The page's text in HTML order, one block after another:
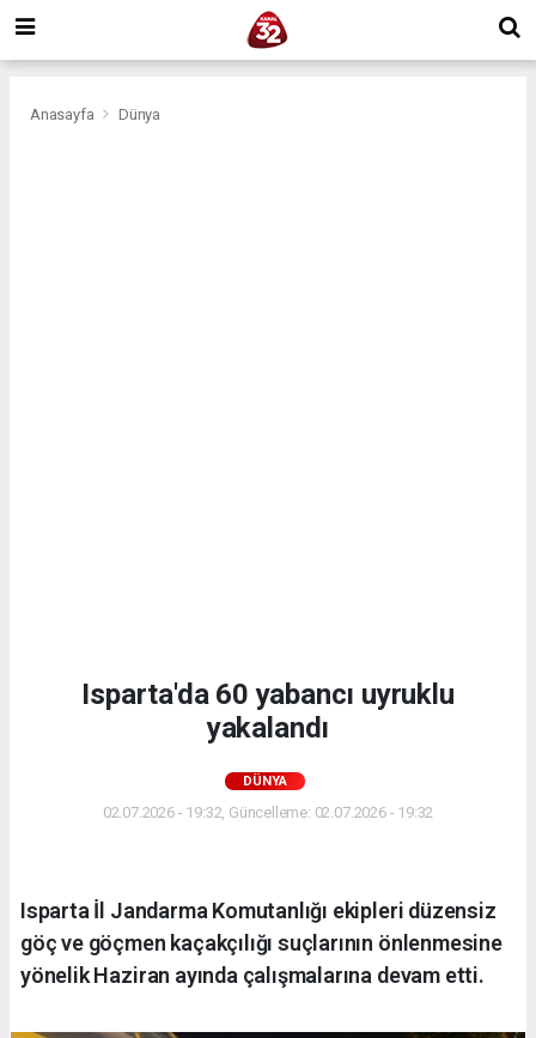
Anasayfa Dünya
Isparta'da 60 yabancı uyruklu
yakalandı
DÜNYA
02.07.2026 - 19:32, Güncelleme: 02.07.2026 - 19:32
Isparta İl Jandarma Komutanlığı ekipleri düzensiz
göç ve göçmen kaçakçılığı suçlarının önlenmesine
yönelik Haziran ayında çalışmalarına devam etti.